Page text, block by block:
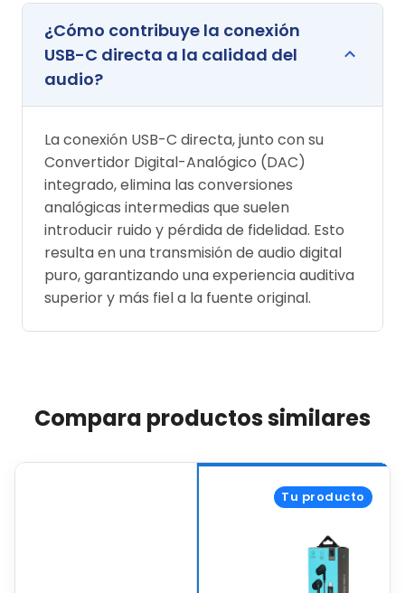
¿Cómo contribuye la conexión
USB-C directa a la calidad del
audio?
La conexión USB-C directa, junto con su
Convertidor Digital-Analógico (DAC)
integrado, elimina las conversiones
analógicas intermedias que suelen
introducir ruido y pérdida de fidelidad. Esto
resulta en una transmisión de audio digital
puro, garantizando una experiencia auditiva
superior y más fiel a la fuente original.
Compara productos similares
Tu producto